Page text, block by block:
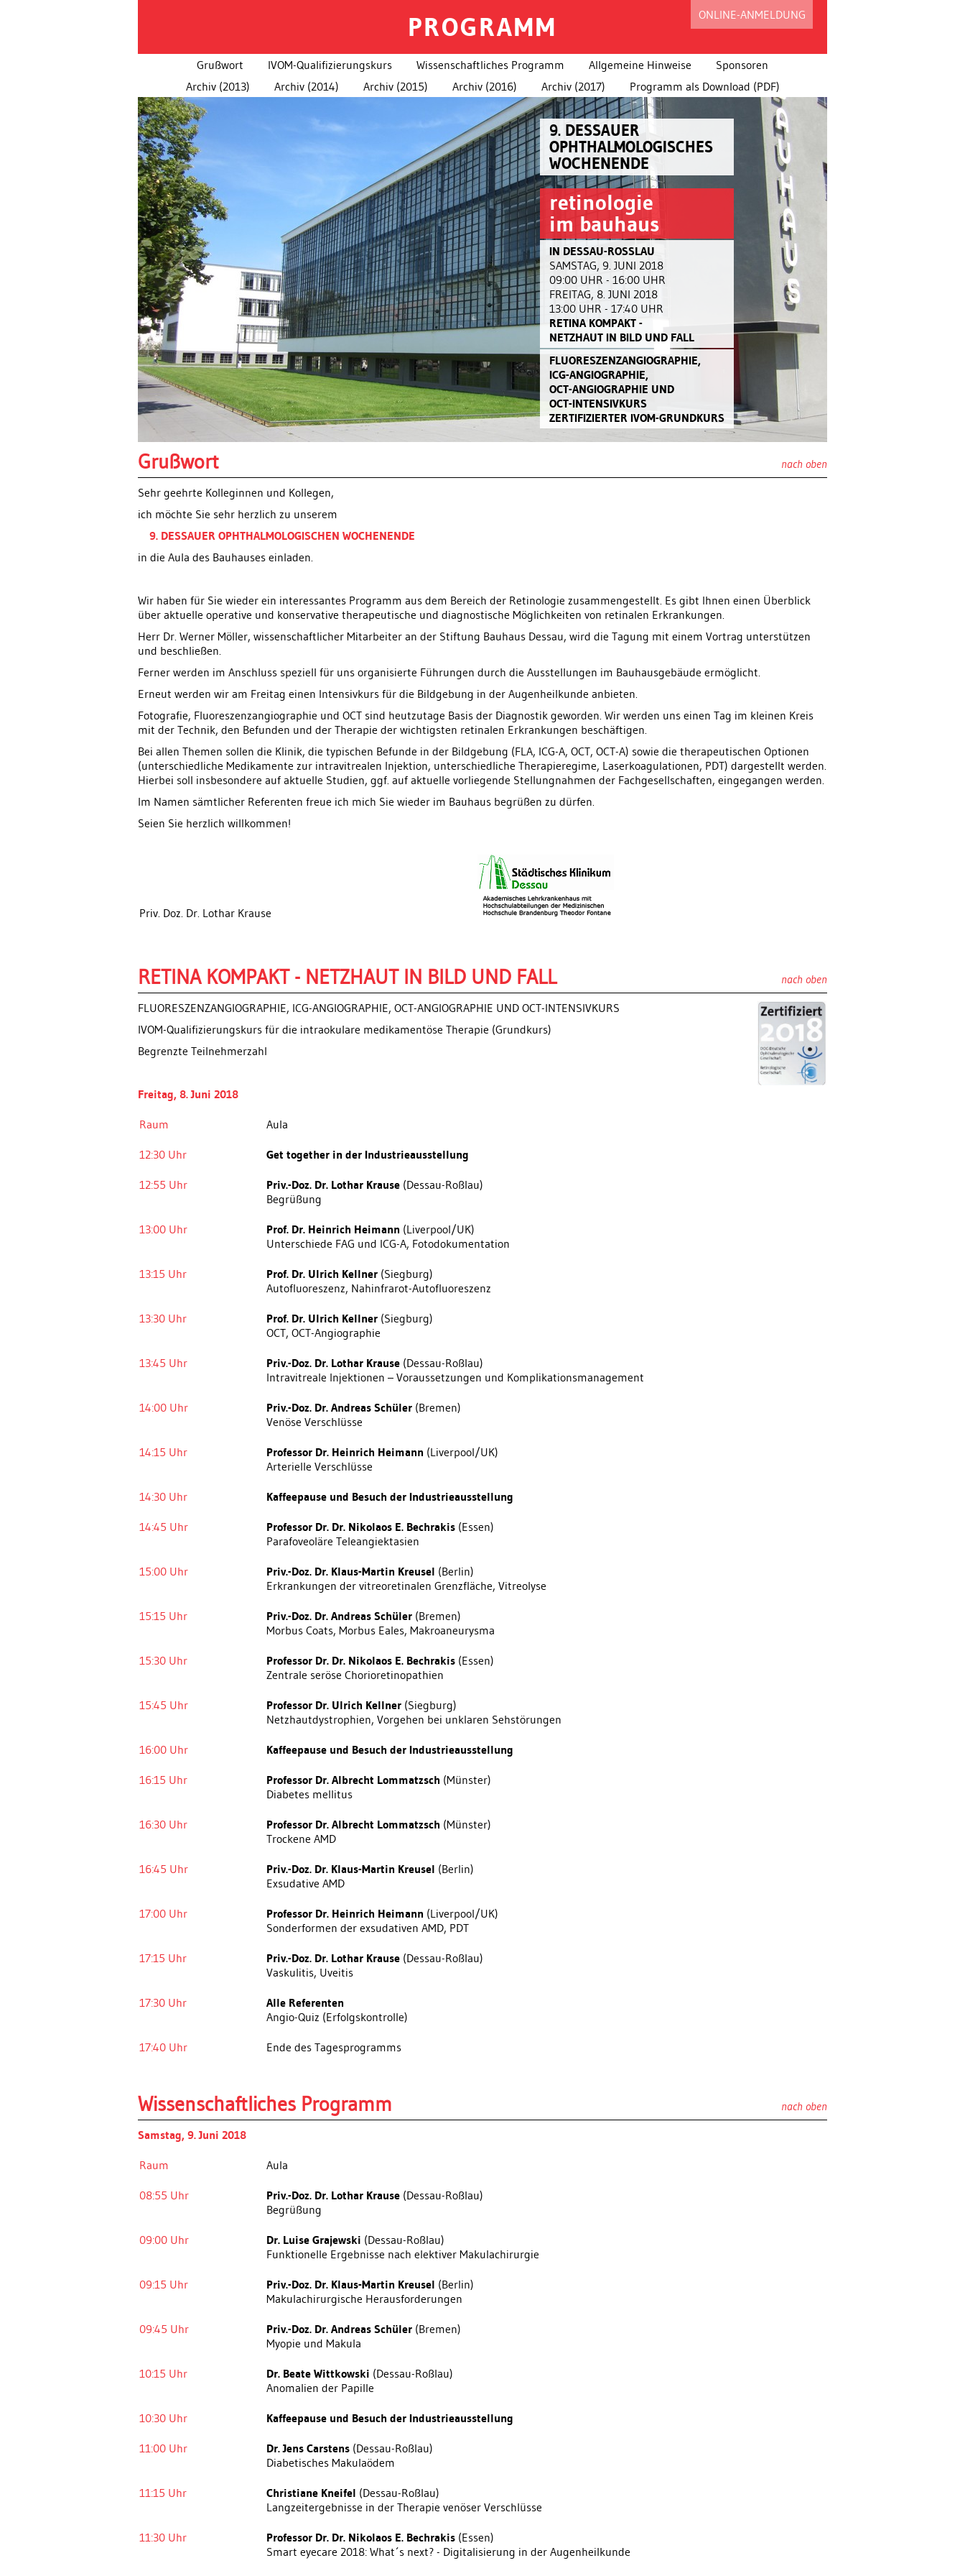
PROGRAMM ONLINE-ANMELDUNG
Grußwort IVOM-Qualifizierungskurs Wissenschaftliches Programm Allgemeine Hinweise
Sponsoren
Archiv (2013)
Archiv (2014) Archiv (2015) Archiv (2016) Archiv (2017) Programm als Download (PDF)
9. DESSAUER
OPHTHALMOLOGISCHES
WOCHENENDE
retinologie
im bauhaus
IN DESSAU-ROSSLAU
SAMSTAG, 9. JUNI 2018
09:00 UHR - 16:00 UHR
FREITAG, 8. JUNI 2018
13:00 UHR - 17:40 UHR
RETINA KOMPAKT -
NETZHAUT IN BILD UND FALL
FLUORESZENZANGIOGRAPHIE,
ICG-ANGIOGRAPHIE,
OCT-ANGIOGRAPHIE UND
OCT-INTENSIVKURS
ZERTIFIZIERTER IVOM-GRUNDKURS
Grußwort
nach oben
Sehr geehrte Kolleginnen und Kollegen,
ich möchte Sie sehr herzlich zu unserem
9. DESSAUER OPHTHALMOLOGISCHEN WOCHENENDE
in die Aula des Bauhauses einladen.
Wir haben für Sie wieder ein interessantes Programm aus dem Bereich der Retinologie zusammengestellt. Es gibt Ihnen einen Überblick
über aktuelle operative und konservative therapeutische und diagnostische Möglichkeiten von retinalen Erkrankungen.
Herr Dr. Werner Möller, wissenschaftlicher Mitarbeiter an der Stiftung Bauhaus Dessau, wird die Tagung mit einem Vortrag unterstützen
und beschließen.
Ferner werden im Anschluss speziell für uns organisierte Führungen durch die Ausstellungen im Bauhausgebäude ermöglicht.
Erneut werden wir am Freitag einen Intensivkurs für die Bildgebung in der Augenheilkunde anbieten.
Fotografie, Fluoreszenzangiographie und OCT sind heutzutage Basis der Diagnostik geworden. Wir werden uns einen Tag im kleinen Kreis
mit der Technik, den Befunden und der Therapie der wichtigsten retinalen Erkrankungen beschäftigen.
Bei allen Themen sollen die Klinik, die typischen Befunde in der Bildgebung (FLA, ICG-A, OCT, OCT-A) sowie die therapeutischen Optionen
(unterschiedliche Medikamente zur intravitrealen Injektion, unterschiedliche Therapieregime, Laserkoagulationen, PDT) dargestellt werden.
Hierbei soll insbesondere auf aktuelle Studien, ggf. auf aktuelle vorliegende Stellungnahmen der Fachgesellschaften, eingegangen werden.
Im Namen sämtlicher Referenten freue ich mich Sie wieder im Bauhaus begrüßen zu dürfen.
Seien Sie herzlich willkommen!
Priv. Doz. Dr. Lothar Krause
RETINA KOMPAKT - NETZHAUT IN BILD UND FALL
nach oben
FLUORESZENZANGIOGRAPHIE, ICG-ANGIOGRAPHIE, OCT-ANGIOGRAPHIE UND OCT-INTENSIVKURS
IVOM-Qualifizierungskurs für die intraokulare medikamentöse Therapie (Grundkurs)
Begrenzte Teilnehmerzahl
Freitag, 8. Juni 2018
Raum Aula
12:30 Uhr Get together in der Industrieausstellung
12:55 Uhr Priv.-Doz. Dr. Lothar Krause (Dessau-Roßlau)
Begrüßung
13:00 Uhr Prof. Dr. Heinrich Heimann (Liverpool/UK)
Unterschiede FAG und ICG-A, Fotodokumentation
13:15 Uhr Prof. Dr. Ulrich Kellner (Siegburg)
Autofluoreszenz, Nahinfrarot-Autofluoreszenz
13:30 Uhr Prof. Dr. Ulrich Kellner (Siegburg)
OCT, OCT-Angiographie
13:45 Uhr Priv.-Doz. Dr. Lothar Krause (Dessau-Roßlau)
Intravitreale Injektionen – Voraussetzungen und Komplikationsmanagement
14:00 Uhr Priv.-Doz. Dr. Andreas Schüler (Bremen)
Venöse Verschlüsse
14:15 Uhr Professor Dr. Heinrich Heimann (Liverpool/UK)
Arterielle Verschlüsse
14:30 Uhr Kaffeepause und Besuch der Industrieausstellung
14:45 Uhr Professor Dr. Dr. Nikolaos E. Bechrakis (Essen)
Parafoveoläre Teleangiektasien
15:00 Uhr Priv.-Doz. Dr. Klaus-Martin Kreusel (Berlin)
Erkrankungen der vitreoretinalen Grenzfläche, Vitreolyse
15:15 Uhr Priv.-Doz. Dr. Andreas Schüler (Bremen)
Morbus Coats, Morbus Eales, Makroaneurysma
15:30 Uhr Professor Dr. Dr. Nikolaos E. Bechrakis (Essen)
Zentrale seröse Chorioretinopathien
15:45 Uhr Professor Dr. Ulrich Kellner (Siegburg)
Netzhautdystrophien, Vorgehen bei unklaren Sehstörungen
16:00 Uhr Kaffeepause und Besuch der Industrieausstellung
16:15 Uhr Professor Dr. Albrecht Lommatzsch (Münster)
Diabetes mellitus
16:30 Uhr Professor Dr. Albrecht Lommatzsch (Münster)
Trockene AMD
16:45 Uhr Priv.-Doz. Dr. Klaus-Martin Kreusel (Berlin)
Exsudative AMD
17:00 Uhr Professor Dr. Heinrich Heimann (Liverpool/UK)
Sonderformen der exsudativen AMD, PDT
17:15 Uhr Priv.-Doz. Dr. Lothar Krause (Dessau-Roßlau)
Vaskulitis, Uveitis
17:30 Uhr
Alle Referenten
Angio-Quiz (Erfolgskontrolle)
17:40 Uhr Ende des Tagesprogramms
Wissenschaftliches Programm
nach oben
Samstag, 9. Juni 2018
Raum Aula
08:55 Uhr Priv.-Doz. Dr. Lothar Krause (Dessau-Roßlau)
Begrüßung
09:00 Uhr Dr. Luise Grajewski (Dessau-Roßlau)
Funktionelle Ergebnisse nach elektiver Makulachirurgie
09:15 Uhr Priv.-Doz. Dr. Klaus-Martin Kreusel (Berlin)
Makulachirurgische Herausforderungen
09:45 Uhr Priv.-Doz. Dr. Andreas Schüler (Bremen)
Myopie und Makula
10:15 Uhr Dr. Beate Wittkowski (Dessau-Roßlau)
Anomalien der Papille
10:30 Uhr Kaffeepause und Besuch der Industrieausstellung
11:00 Uhr Dr. Jens Carstens (Dessau-Roßlau)
Diabetisches Makulaödem
11:15 Uhr Christiane Kneifel (Dessau-Roßlau)
Langzeitergebnisse in der Therapie venöser Verschlüsse
11:30 Uhr Professor Dr. Dr. Nikolaos E. Bechrakis (Essen)
Smart eyecare 2018: What´s next? - Digitalisierung in der Augenheilkunde